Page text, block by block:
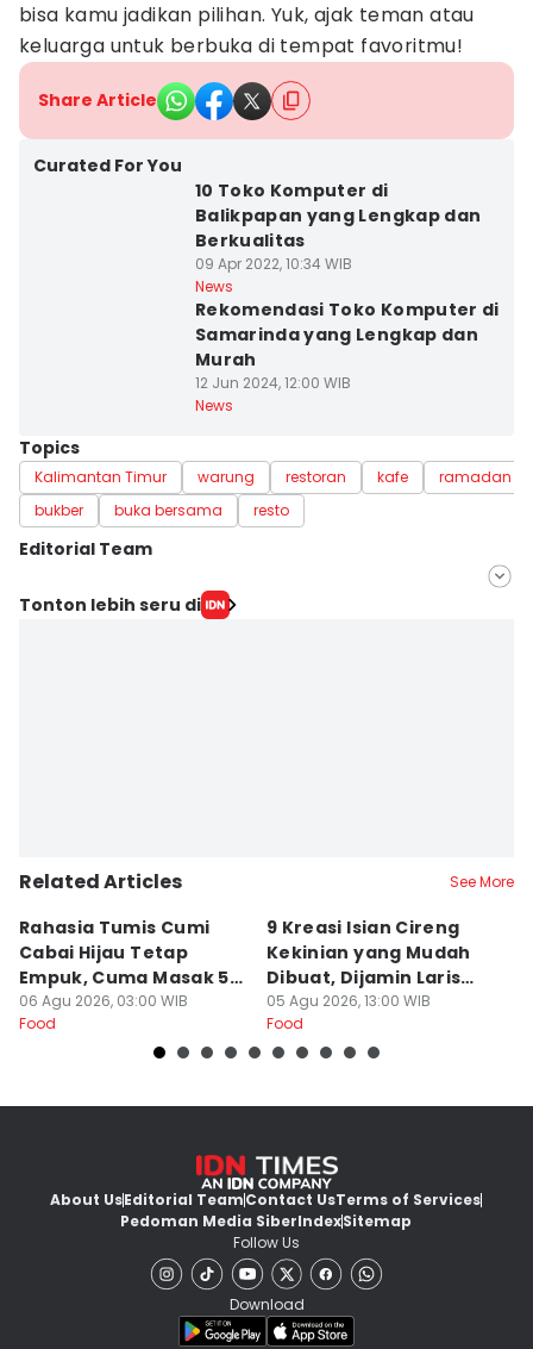
bisa kamu jadikan pilihan. Yuk, ajak teman atau
keluarga untuk berbuka di tempat favoritmu!
Share Article
Curated For You
10 Toko Komputer di
Balikpapan yang Lengkap dan
Berkualitas
09 Apr 2022, 10:34 WIB
News
Rekomendasi Toko Komputer di
Samarinda yang Lengkap dan
Murah
12 Jun 2024, 12:00 WIB
News
Topics
Kalimantan Timur warung restoran kafe
ramadan
bukber
buka bersama resto
Editorial Team
Editor
Tonton lebih seru di
Related Articles See More
Rahasia Tumis Cumi
Cabai Hijau Tetap
Empuk, Cuma Masak 5
Menit!
06 Agu 2026, 03:00 WIB
Food
9 Kreasi Isian Cireng
Kekinian yang Mudah
Dibuat, Dijamin Laris
untuk Jualan
05 Agu 2026, 13:00 WIB
Food
About UsEditorial TeamContact UsTerms of Services
Pedoman Media SiberIndexSitemap
Follow Us
Download